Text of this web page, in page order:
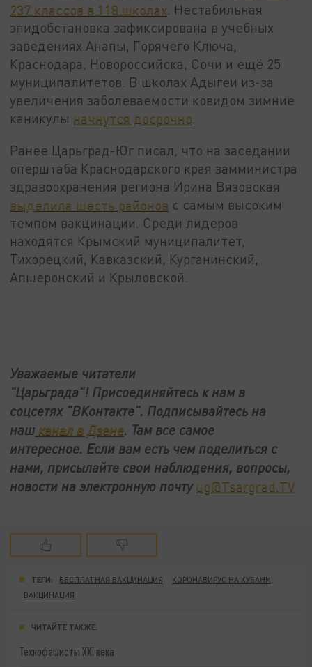
237 классов в 118 школах . Нестабильная
эпидобстановка зафиксирована в учебных
заведениях Анапы, Горячего Ключа,
Краснодара, Новороссийска, Сочи и ещё 25
муниципалитетов. В школах Адыгеи из-за
увеличения заболеваемости ковидом зимние
каникулы начнутся досрочно
Ранее Царьград-Юг писал, что на заседании
оперштаба Краснодарского края замминистра
здравоохранения региона Ирина Вязовская
выделила шесть районов с самым высоким
темпом вакцинации. Среди лидеров
находятся Крымский муниципалитет,
Тихорецкий, Кавказский, Курганинский,
Апшеронский и Крыловской.
Уважаемые читатели
"Царьграда"! Присоединяйтесь к нам в
соцсетях "ВКонтакте". Подписывайтесь на
наш канал в Дзене. Там все самое
интересное. Если вам есть чем поделиться с
нами, присылайте свои наблюдения, вопросы,
новости на электронную почтуug@Tsargrad.TV
ТЕГИ: БЕСПЛАТНАЯ ВАКЦИНАЦИЯ
КОРОНАВИРУС НА КУБАНИ
ВАКЦИНАЦИЯ
ЧИТАЙТЕ ТАКЖЕ:
Технофашисты XXI века